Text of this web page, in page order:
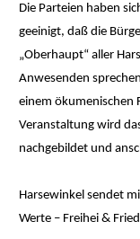
Die Parteien haben
geeinigt, daß die
„Oberhaupt“ aller
Anwesenden
einem ökumenischen
Veranstaltung wird
nachgebildet und
Harsewinkel sendet
Werte – Freihei &